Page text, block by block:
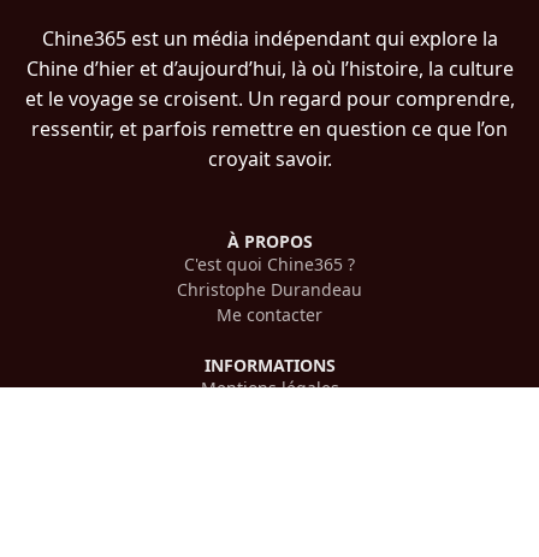
Chine365 est un média indépendant qui explore la
Chine d’hier et d’aujourd’hui, là où l’histoire, la culture
et le voyage se croisent. Un regard pour comprendre,
ressentir, et parfois remettre en question ce que l’on
croyait savoir.
À PROPOS
C'est quoi Chine365 ?
Christophe Durandeau
Me contacter
INFORMATIONS
Mentions légales